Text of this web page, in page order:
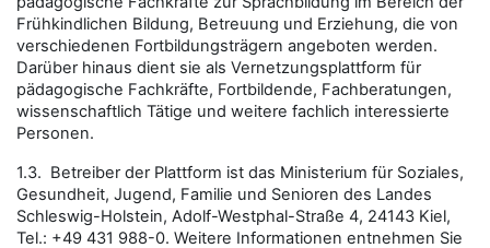
Frühkindlichen Bildung, Betreuung und Erziehung, die von
verschiedenen Fortbildungsträgern angeboten werden.
Darüber hinaus dient sie als Vernetzungsplattform für
pädagogische Fachkräfte, Fortbildende, Fachberatungen,
wissenschaftlich Tätige und weitere fachlich interessierte
Personen.
1.3. Betreiber der Plattform ist das Ministerium für Soziales,
Gesundheit, Jugend, Familie und Senioren des Landes
Schleswig-Holstein, Adolf-Westphal-Straße 4, 24143 Kiel,
Tel.: +49 431 988-0. Weitere Informationen entnehmen Sie